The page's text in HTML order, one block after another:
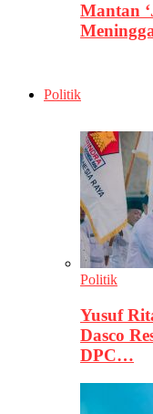
Mantan
Politik
Politik
Yusuf
Dasco
DPC…